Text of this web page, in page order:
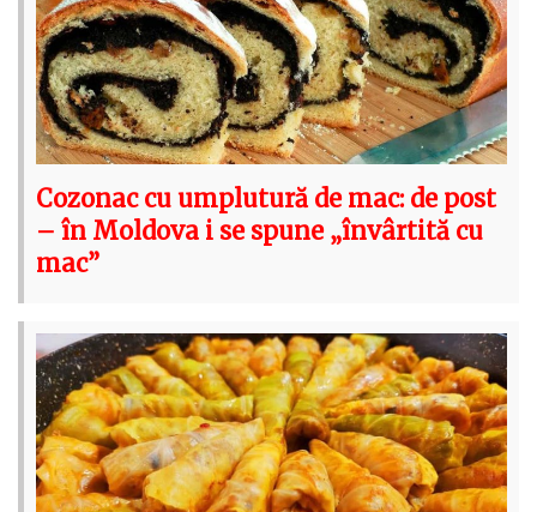
Cozonac cu umplutură de mac: de post
– în Moldova i se spune „învârtită cu
mac”